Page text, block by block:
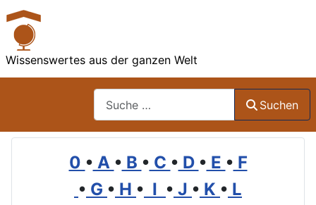
Wissenswertes aus der ganzen Welt
Suchen
0 • A • B • C • D • E • F
• G • H • I • J • K • L